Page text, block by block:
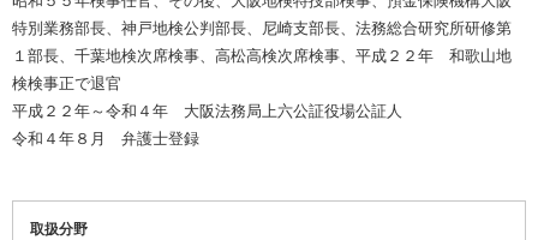
特別業務部長、神戸地検公判部長、尼崎支部長、法務総合研究所研修第
１部長、千葉地検次席検事、高松高検次席検事、平成２２年 和歌山地
検検事正で退官
平成２２年～令和４年 大阪法務局上六公証役場公証人
令和４年８月 弁護士登録
取扱分野